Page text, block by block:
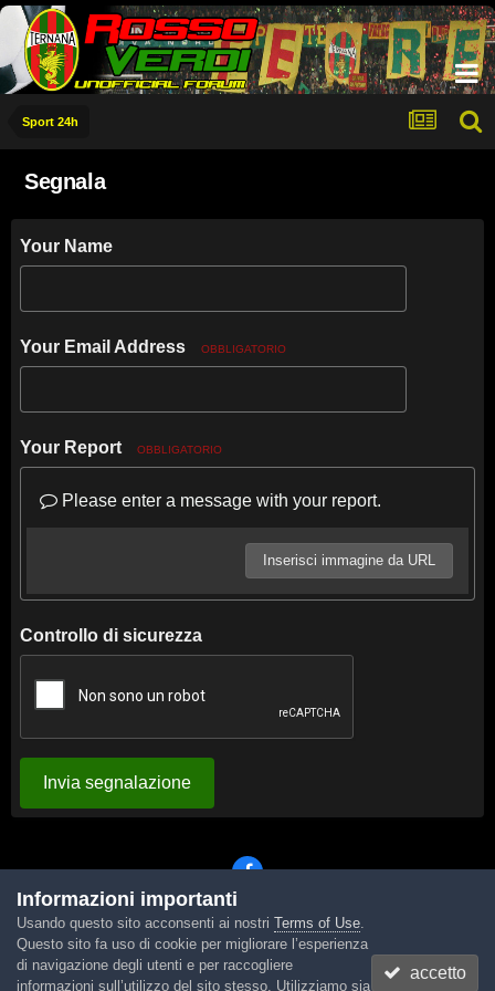
Sport 24h
Segnala
Your Name
Your Email Address OBBLIGATORIO
Your Report OBBLIGATORIO
Please enter a message with your report.
Inserisci immagine da URL
Controllo di sicurezza
Invia segnalazione
Lingua Tema Contattaci Cookies
Powered by Invision Community
Informazioni importanti
Usando questo sito acconsenti ai nostri Terms of Use.
Questo sito fa uso di cookie per migliorare l’esperienza
di navigazione degli utenti e per raccogliere
informazioni sull’utilizzo del sito stesso. Utilizziamo sia
accetto